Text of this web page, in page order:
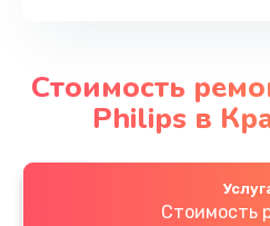
Стоимость
Philips в
Стоимость